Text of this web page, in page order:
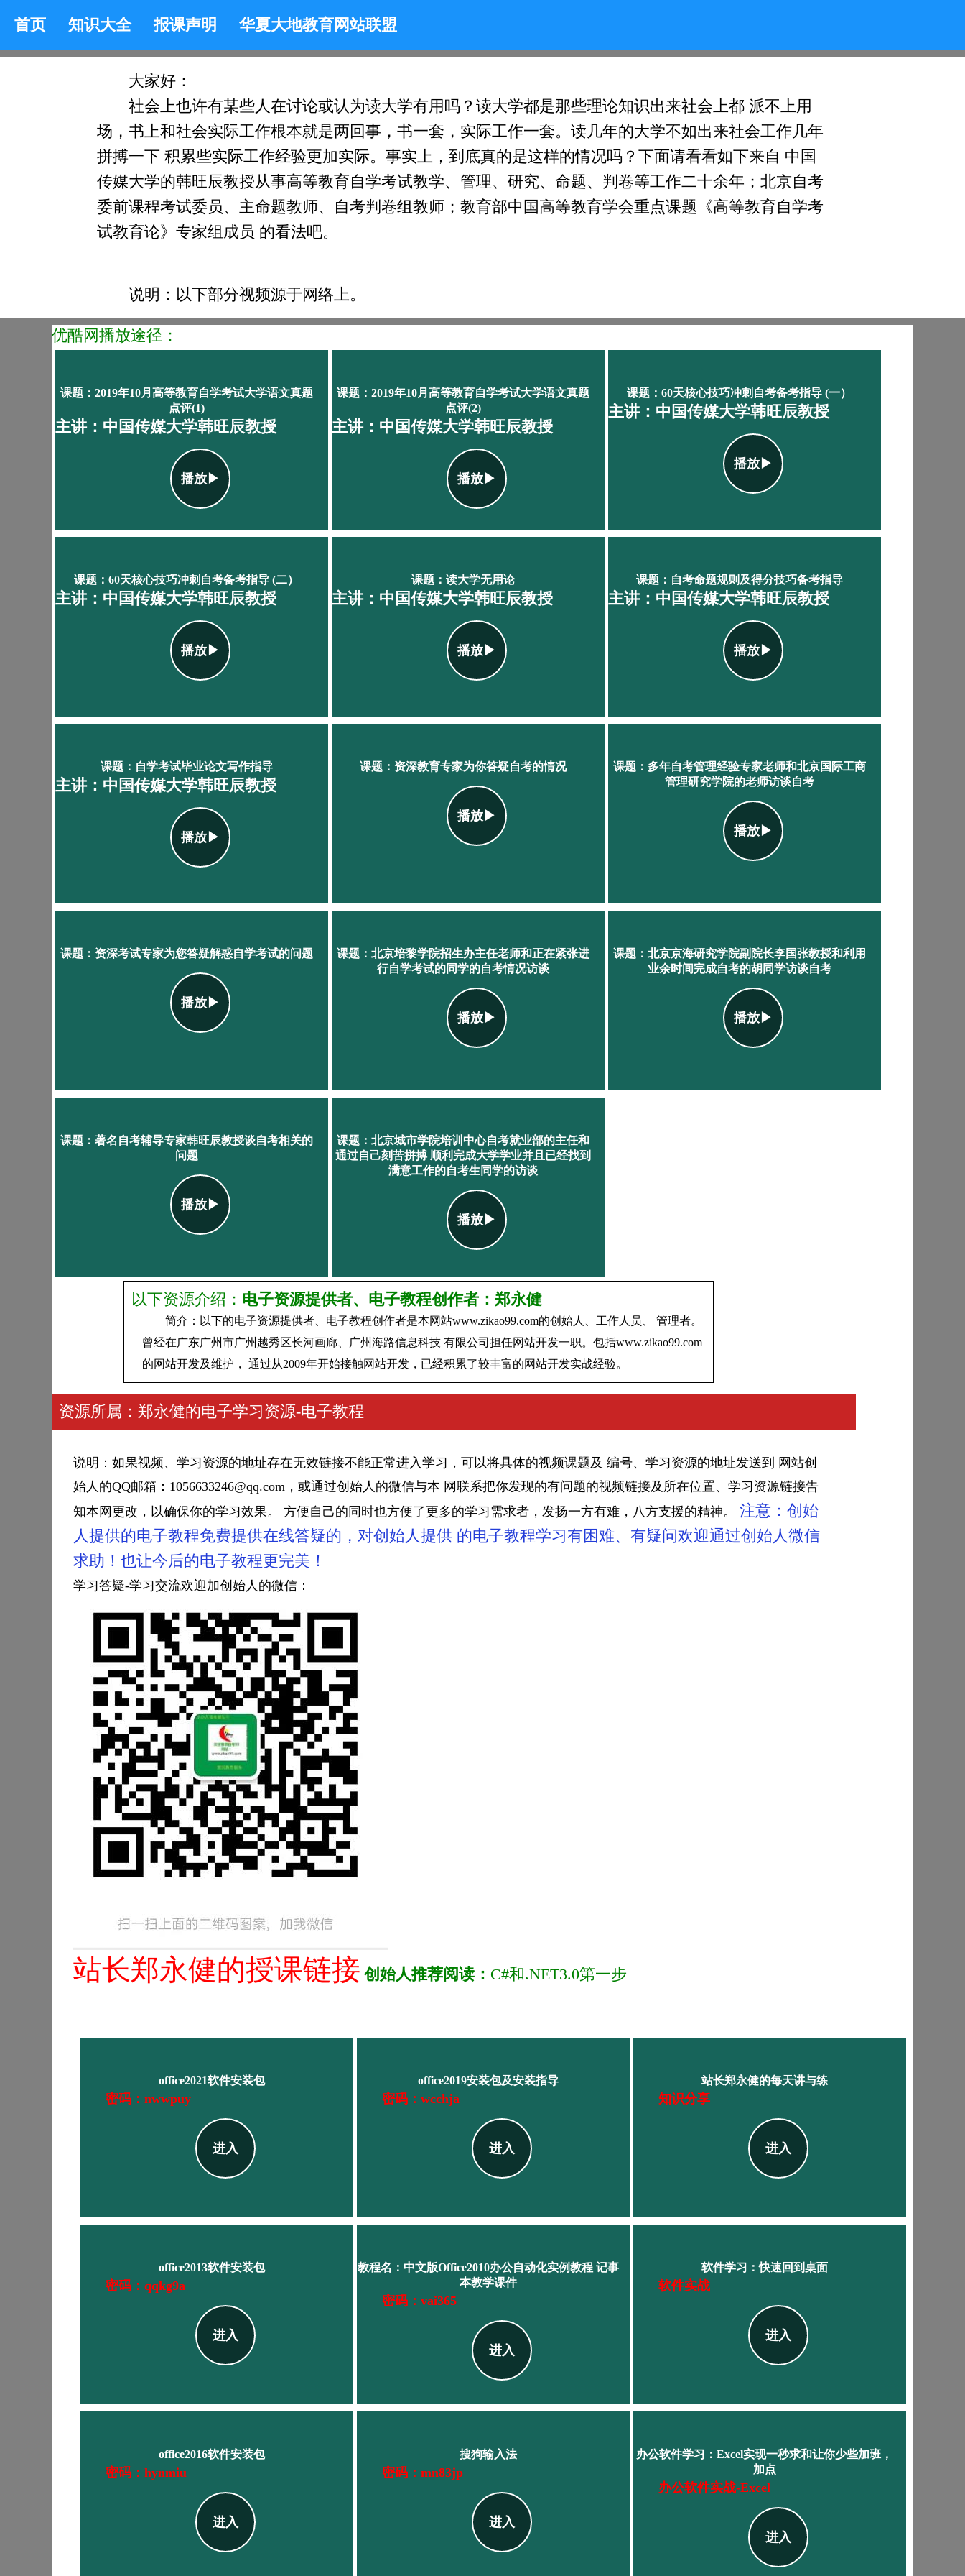
首页 知识大全 报课声明 华夏大地教育网站联盟
大家好：
社会上也许有某些人在讨论或认为读大学有用吗？读大学都是那些理论知识出来社会上都 派不上用
场，书上和社会实际工作根本就是两回事，书一套，实际工作一套。读几年的大学不如出来社会工作几年
拼搏一下 积累些实际工作经验更加实际。事实上，到底真的是这样的情况吗？下面请看看如下来自 中国
传媒大学的韩旺辰教授从事高等教育自学考试教学、管理、研究、命题、判卷等工作二十余年；北京自考
委前课程考试委员、主命题教师、自考判卷组教师；教育部中国高等教育学会重点课题《高等教育自学考
试教育论》专家组成员 的看法吧。
说明：以下部分视频源于网络上。
优酷网播放途径：
课题：2019年10月高等教育自学考试大学语文真题
点评(1)
主讲：中国传媒大学韩旺辰教授
播放▶
课题：2019年10月高等教育自学考试大学语文真题
点评(2)
主讲：中国传媒大学韩旺辰教授
播放▶
课题：60天核心技巧冲刺自考备考指导 (一）
主讲：中国传媒大学韩旺辰教授
播放▶
课题：60天核心技巧冲刺自考备考指导 (二）
主讲：中国传媒大学韩旺辰教授
播放▶
课题：读大学无用论
主讲：中国传媒大学韩旺辰教授
播放▶
课题：自考命题规则及得分技巧备考指导
主讲：中国传媒大学韩旺辰教授
播放▶
课题：自学考试毕业论文写作指导
主讲：中国传媒大学韩旺辰教授
播放▶
课题：资深教育专家为你答疑自考的情况
播放▶
课题：多年自考管理经验专家老师和北京国际工商
管理研究学院的老师访谈自考
播放▶
课题：资深考试专家为您答疑解惑自学考试的问题
播放▶
课题：北京培黎学院招生办主任老师和正在紧张进
行自学考试的同学的自考情况访谈
播放▶
课题：北京京海研究学院副院长李国张教授和利用
业余时间完成自考的胡同学访谈自考
播放▶
课题：著名自考辅导专家韩旺辰教授谈自考相关的
问题
播放▶
课题：北京城市学院培训中心自考就业部的主任和
通过自己刻苦拼搏 顺利完成大学学业并且已经找到
满意工作的自考生同学的访谈
播放▶
以下资源介绍： 电子资源提供者、电子教程创作者：郑永健
简介：以下的电子资源提供者、电子教程创作者是本网站www.zikao99.com的创始人、工作人员、 管理者。
曾经在广东广州市广州越秀区长河画廊、广州海路信息科技 有限公司担任网站开发一职。包括www.zikao99.com
的网站开发及维护， 通过从2009年开始接触网站开发，已经积累了较丰富的网站开发实战经验。
资源所属：郑永健的电子学习资源-电子教程
说明：如果视频、学习资源的地址存在无效链接不能正常进入学习，可以将具体的视频课题及 编号、学习资源的地址发送到 网站创
始人的QQ邮箱：1056633246@qq.com，或通过创始人的微信与本 网联系把你发现的有问题的视频链接及所在位置、学习资源链接告
知本网更改，以确保你的学习效果。 方便自己的同时也方便了更多的学习需求者，发扬一方有难，八方支援的精神。 注意：创始
人提供的电子教程免费提供在线答疑的，对创始人提供 的电子教程学习有困难、有疑问欢迎通过创始人微信
求助！也让今后的电子教程更完美！
学习答疑-学习交流欢迎加创始人的微信：
站长郑永健的授课链接 创始人推荐阅读： C#和.NET3.0第一步
office2021软件安装包
密码：nwwpuy
进入
office2019安装包及安装指导
密码：wcchja
进入
站长郑永健的每天讲与练
知识分享
进入
office2013软件安装包
密码：qqkg9a
进入
教程名：中文版Office2010办公自动化实例教程 记事
本教学课件
密码：vai365
进入
软件学习：快速回到桌面
软件实战
进入
office2016软件安装包
密码：hynmiu
进入
搜狗输入法
密码：mn83jp
进入
办公软件学习：Excel实现一秒求和让你少些加班，
加点
办公软件实战-Excel
进入